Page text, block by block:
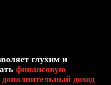
глухим и
финансовую
дополнительный доход